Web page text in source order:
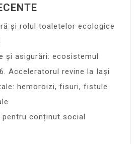
și rolul toaletelor ecologice
și asigurări: ecosistemul
Acceleratorul revine la Iași
hemoroizi, fisuri, fistule
conținut social